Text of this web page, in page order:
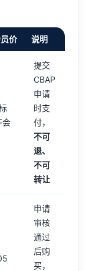
价 说明
会
提交
CBAP
申请
时支
付，
不可
退、
不可
转让
申请
审核
通过
后购
买，